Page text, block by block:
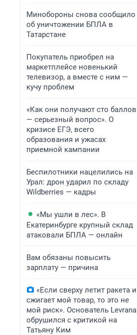
Минобороны снова сообщило
об уничтожении БПЛА в
Татарстане
Покупатель приобрел на
маркетплейсе новенький
телевизор, а вместе с ним —
кучу проблем
«Как они получают сто баллов
— серьезный вопрос». О
кризисе ЕГЭ, всего
образования и ужасах
приемной кампании
Беспилотники нацелились на
Урал: дрон ударил по складу
Wildberries — кадры
«Мы ушли в лес». В
Екатеринбурге крупный склад
атаковали БПЛА — онлайн
Вам обязаны повысить
зарплату — причина
«Если сверху летит ракета и
сжигает мой товар, то это не
мой риск». Основатель Levrana
обрушился с критикой на
Татьяну Ким